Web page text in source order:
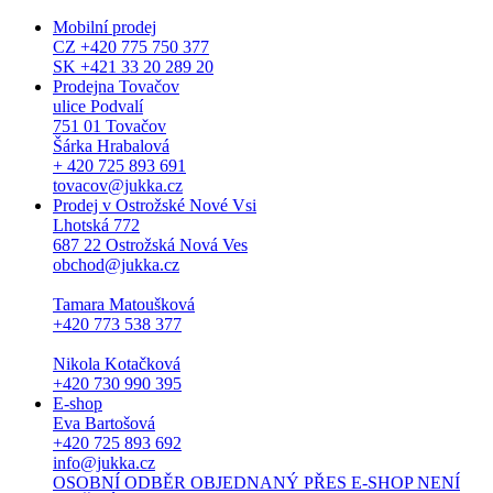
Mobilní prodej
CZ +420 775 750 377
SK +421 33 20 289 20
Prodejna Tovačov
ulice Podvalí
751 01 Tovačov
Šárka Hrabalová
+ 420 725 893 691
tovacov@jukka.cz
Prodej v Ostrožské Nové Vsi
Lhotská 772
687 22 Ostrožská Nová Ves
obchod@jukka.cz
Tamara Matoušková
+420 773 538 377
Nikola Kotačková
+420 730 990 395
E-shop
Eva Bartošová
+420 725 893 692
info@jukka.cz
OSOBNÍ ODBĚR OBJEDNANÝ PŘES E-SHOP NENÍ